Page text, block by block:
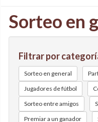
Sorteo en
Filtrar por
Sorteo en general
Jugadores de fútbol
Sorteo entre amigos
Premiar a un ganador